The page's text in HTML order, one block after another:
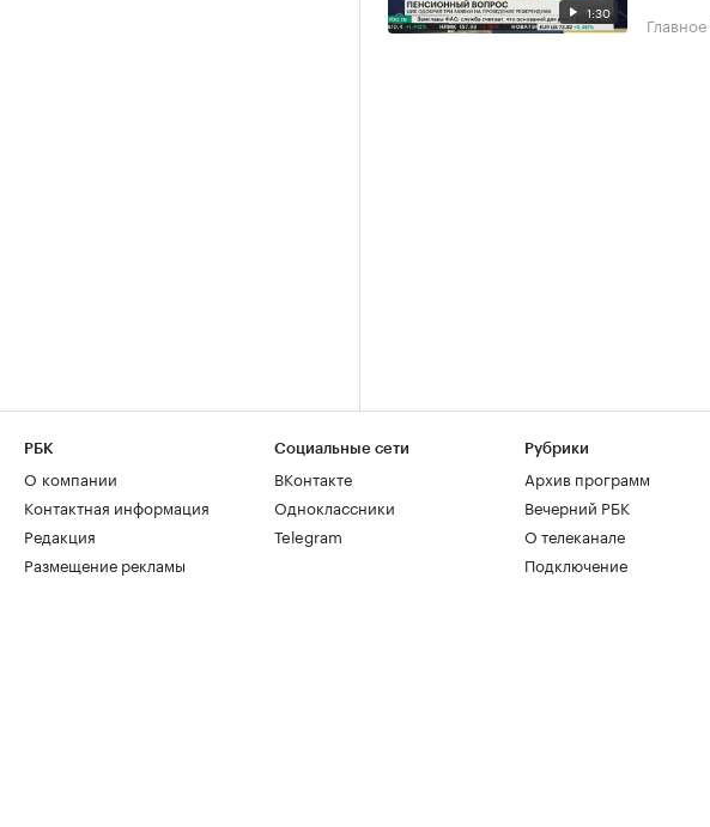
1:30 Главное
РБК
О компании
Контактная информация
Редакция
Размещение рекламы
Социальные сети
ВКонтакте
Одноклассники
Telegram
Рубрики
Архив программ
Вечерний РБК
О телеканале
Подключение